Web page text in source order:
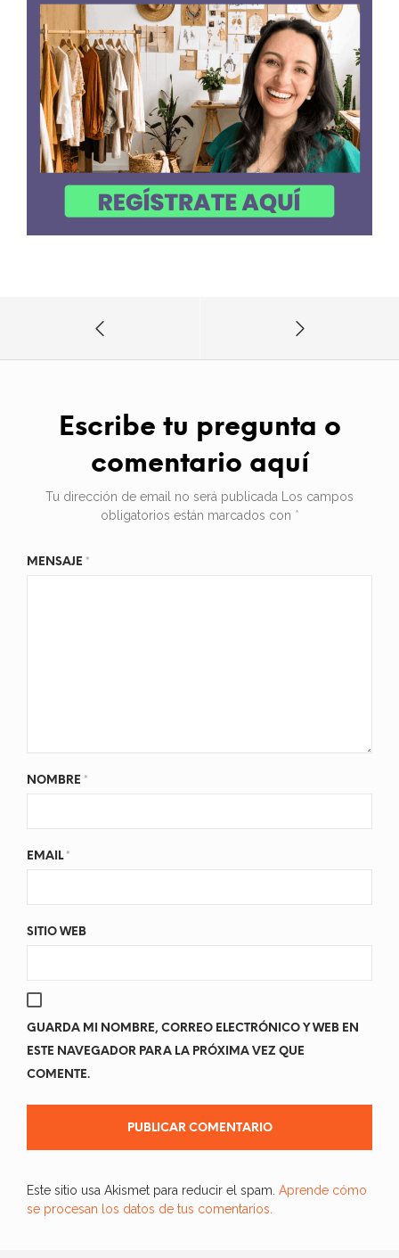
Escribe tu pregunta o
comentario aquí
Tu dirección de email no será publicada Los campos
obligatorios están marcados con *
MENSAJE *
NOMBRE *
EMAIL *
SITIO WEB
GUARDA MI NOMBRE, CORREO ELECTRÓNICO Y WEB EN
ESTE NAVEGADOR PARA LA PRÓXIMA VEZ QUE
COMENTE.
Este sitio usa Akismet para reducir el spam. Aprende cómo
se procesan los datos de tus comentarios.